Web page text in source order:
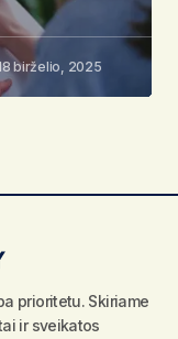
birželio, 2025
prioritetu. Skiriame
ir sveikatos